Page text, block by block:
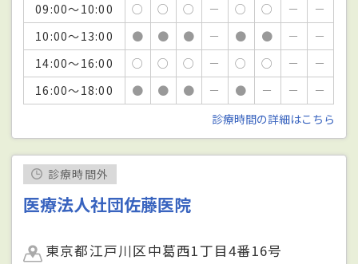
09:00～10:00
○ ○ ○ － ○ ○ －
－
10:00～13:00
● ● ● － ● ● －
－
14:00～16:00
○ ○ ○ － ○ ○ －
－
16:00～18:00
● ● ● － ● － －
－
診療時間の詳細はこちら
診療時間外
医療法人社団佐藤医院
東京都江戸川区中葛西1丁目4番16号